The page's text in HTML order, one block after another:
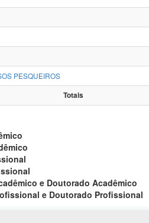
PESQUEIROS
Totais
e Doutorado Acadêmico
e Doutorado Profissional